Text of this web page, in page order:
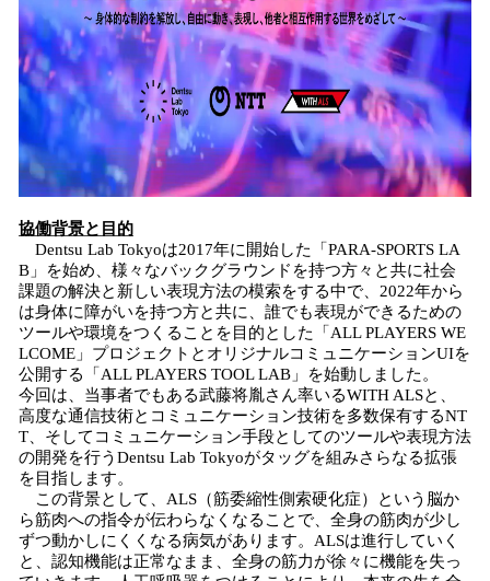
協働背景と目的
Dentsu Lab Tokyoは2017年に開始した「PARA-SPORTS LA
B」を始め、様々なバックグラウンドを持つ方々と共に社会
課題の解決と新しい表現方法の模索をする中で、2022年から
は身体に障がいを持つ方と共に、誰でも表現ができるための
ツールや環境をつくることを目的とした「ALL PLAYERS WE
LCOME」プロジェクトとオリジナルコミュニケーションUIを
公開する「ALL PLAYERS TOOL LAB」を始動しました。
今回は、当事者でもある武藤将胤さん率いるWITH ALSと、
高度な通信技術とコミュニケーション技術を多数保有するNT
T、そしてコミュニケーション手段としてのツールや表現方法
の開発を行うDentsu Lab Tokyoがタッグを組みさらなる拡張
を目指します。
この背景として、ALS（筋委縮性側索硬化症）という脳か
ら筋肉への指令が伝わらなくなることで、全身の筋肉が少し
ずつ動かしにくくなる病気があります。ALSは進行していく
と、認知機能は正常なまま、全身の筋力が徐々に機能を失っ